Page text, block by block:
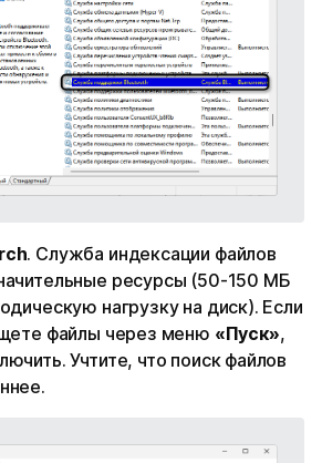
. Служба индексации файлов
ресурсы (50-150 МБ
нагрузку на диск). Если
файлы через меню «Пуск»,
Учтите, что поиск файлов